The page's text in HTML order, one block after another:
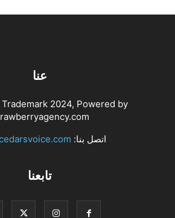
عنا
2024, Powered by
اتصل بنا:
تابعنا